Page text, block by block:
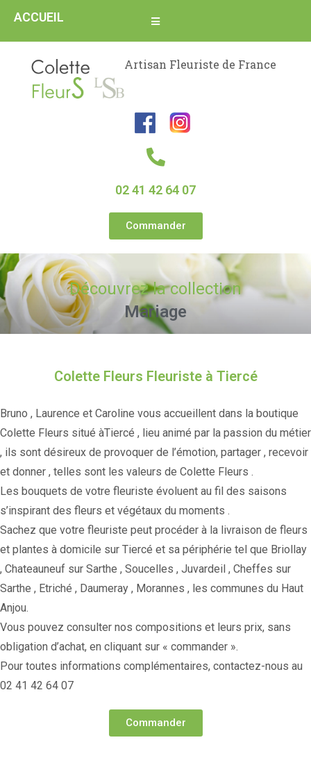
ACCUEIL
Artisan Fleuriste de France
02 41 42 64 07
Commander
Découvrez la collection
Mariage
Colette Fleurs Fleuriste à Tiercé
Bruno , Laurence et Caroline vous accueillent dans la boutique
Colette Fleurs situé àTiercé , lieu animé par la passion du métier
, ils sont désireux de provoquer de l’émotion, partager , recevoir
et donner , telles sont les valeurs de Colette Fleurs .
Les bouquets de votre fleuriste évoluent au fil des saisons
s’inspirant des fleurs et végétaux du moments .
Sachez que votre fleuriste peut procéder à la livraison de fleurs
et plantes à domicile sur Tiercé et sa périphérie tel que Briollay
, Chateauneuf sur Sarthe , Soucelles , Juvardeil , Cheffes sur
Sarthe , Etriché , Daumeray , Morannes , les communes du Haut
Anjou.
Vous pouvez consulter nos compositions et leurs prix, sans
obligation d’achat, en cliquant sur « commander ».
Pour toutes informations complémentaires, contactez-nous au
02 41 42 64 07
Commander